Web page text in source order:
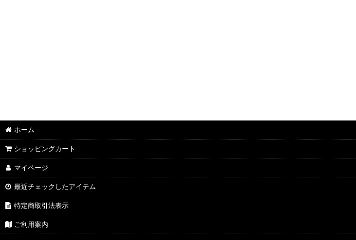
ホーム
ショッピングカート
マイページ
最近チェックしたアイテム
特定商取引法表示
ご利用案内